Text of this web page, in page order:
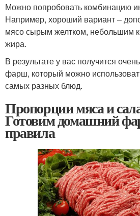
Можно попробовать комбинацию
Например, хороший вариант –
мясо сырым желтком, небольшим
жира.
В результате у вас получится
фарш, который можно
самых разных блюд.
Пропорции мяса и
Готовим домашний
правила